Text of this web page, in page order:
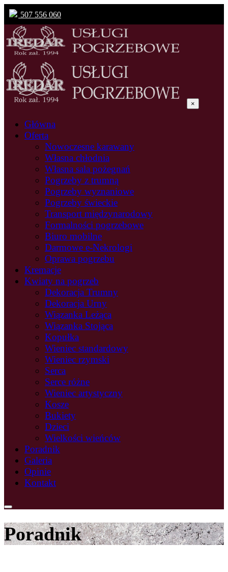
507 556 060
×
Główna
Oferta
Nowoczesne karawany
Własna chłodnia
Własna sala pożegnań
Pogrzeby z trumną
Pogrzeby wyznaniowe
Pogrzeby świeckie
Transport międzynarodowy
Formalności pogrzebowe
Biuro mobilne
Darmowe e-Nekrologi
Oprawa pogrzebu
Kremacje
Kwiaty na pogrzeb
Dekoracja Trumny
Dekoracja Urny
Wiązanka Leżąca
Wiązanka Stojąca
Kopułka
Wieniec standardowy
Wieniec rzymski
Serca
Serce różne
Wieniec artystyczny
Kosze
Bukiety
Dzieci
Wielkości wieńców
Poradnik
Galeria
Opinie
Kontakt
Poradnik